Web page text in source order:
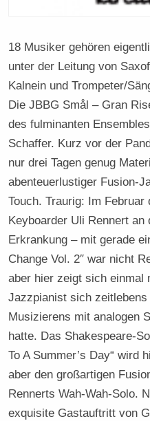
18 Musiker gehören
unter der Leitung von
Kalnein und Trompeter/
Die JBBG Smål – Gran
des fulminanten
Schaffer. Kurz vor der
nur drei Tagen genug
abenteuerlustiger Fusion-
Touch. Traurig: Im
Keyboarder Uli Rennert an
Erkrankung – mit gerade
Change Vol. 2″ war nicht
aber hier zeigt sich einmal
Jazzpianist sich
Musizierens mit analogen
hatte. Das Shakespeare-
To A Summer’s Day“ wird
aber den großartigen
Rennerts Wah-Wah-Solo.
exquisite Gastauftritt von